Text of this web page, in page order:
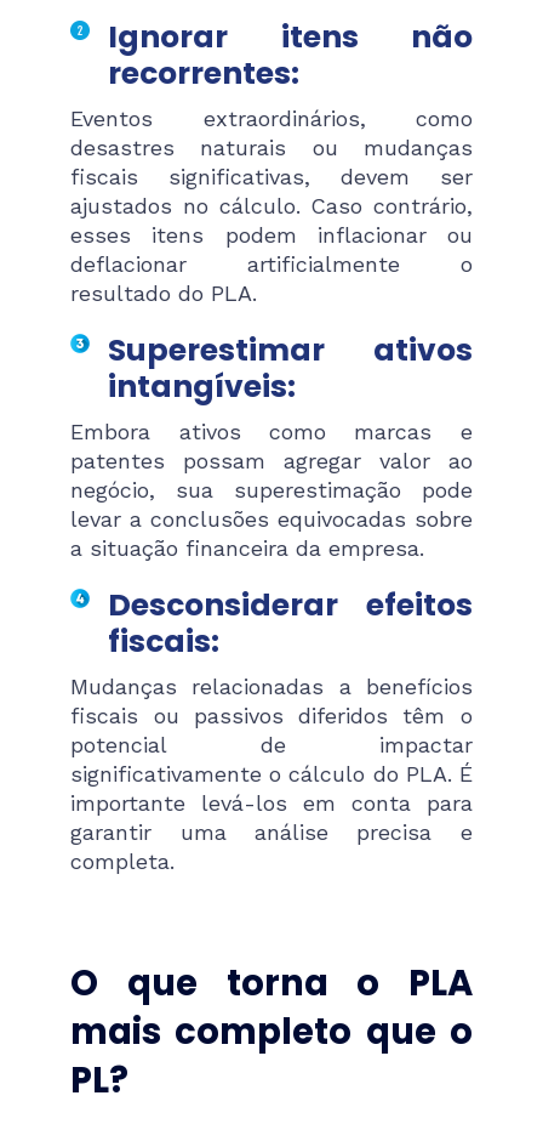
Ignorar itens não
recorrentes:
Eventos extraordinários, como
desastres naturais ou mudanças
fiscais significativas, devem ser
ajustados no cálculo. Caso contrário,
esses itens podem inflacionar ou
deflacionar artificialmente o
resultado do PLA.
Superestimar ativos
intangíveis:
Embora ativos como marcas e
patentes possam agregar valor ao
negócio, sua superestimação pode
levar a conclusões equivocadas sobre
a situação financeira da empresa.
Desconsiderar efeitos
fiscais:
Mudanças relacionadas a benefícios
fiscais ou passivos diferidos têm o
potencial de impactar
significativamente o cálculo do PLA. É
importante levá-los em conta para
garantir uma análise precisa e
completa.
O que torna o PLA
mais completo que o
PL?